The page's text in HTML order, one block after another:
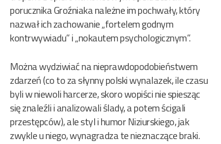
porucznika Groźniaka należne im pochwały, który
nazwał ich zachowanie „fortelem godnym
kontrwywiadu” i „nokautem psychologicznym”.
Można wydziwiać na nieprawdopodobieństwem
zdarzeń (co to za słynny polski wynalazek, ile czasu
byli w niewoli harcerze, skoro wopiści nie spiesząc
się znaleźli i analizowali ślady, a potem ścigali
przestępców), ale styl i humor Niziurskiego, jak
zwykle u niego, wynagradza te nieznaczące braki.